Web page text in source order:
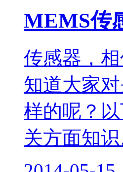
MEMS传
传感器，
知道大家
样的呢？
关方面知识